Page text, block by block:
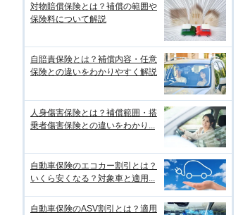
対物賠償保険とは？補償の範囲や
保険料について解説
自賠責保険とは？補償内容・任意
保険との違いをわかりやすく解説
人身傷害保険とは？補償範囲・搭
乗者傷害保険との違いをわかり...
自動車保険のエコカー割引とは？
いくら安くなる？対象車と適用...
自動車保険のASV割引とは？適用